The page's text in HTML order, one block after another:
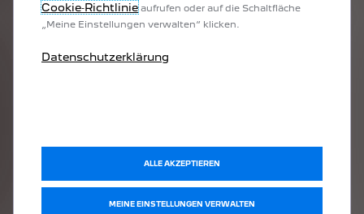
Cookie‑Richtlinieaufrufen oder auf die Schaltfläche
„Meine Einstellungen verwalten“ klicken.
Datenschutzerklärung
MEINE EINSTELLUNGEN VERWALTEN
ALLE AKZEPTIEREN